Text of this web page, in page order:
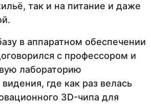
так и на питание и даже
в аппаратном обеспечении
с профессором и
лабораторию
где как раз велась
3D-чипа для